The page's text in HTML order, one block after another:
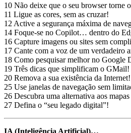
10 Não deixe que o seu browser torne
11 Ligue as cores, sem as cruzar!
12 Active a segurança máxima de
14 Foque-se no Copilot… dentro do
16 Capture imagens ou sites sem
17 Cante com a voz de um verdadeiro
18 Como pesquisar melhor no Google
19 Três dicas que simplificam o GMail!
20 Remova a sua existência da Internet!
25 Use janelas de navegação sem
26 Descubra uma alternativa aos
27 Defina o “seu legado digital”!
IA (Inteligência Artificial)…